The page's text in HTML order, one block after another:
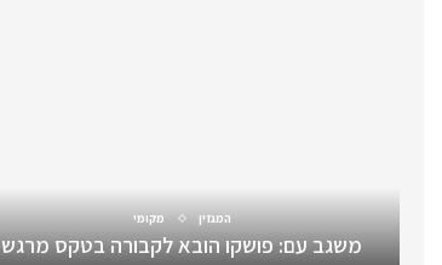
המגזין מקומי
משגב עם: פושקו הובא לקבורה בטקס מרגש